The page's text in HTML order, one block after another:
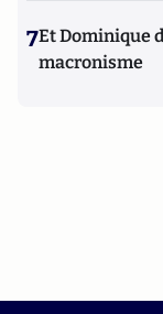
7Et Dominique
macronisme